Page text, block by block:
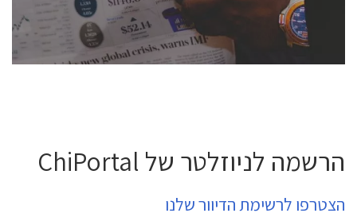
לחץ לפרטים
הרשמה לניוזלטר של ChiPortal
הצטרפו לרשימת הדיוור שלנו